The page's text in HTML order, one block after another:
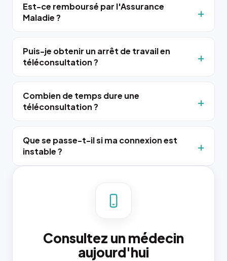
Est-ce remboursé par l'Assurance
Maladie ?
Puis-je obtenir un arrêt de travail en
téléconsultation ?
Combien de temps dure une
téléconsultation ?
Que se passe-t-il si ma connexion est
instable ?
Consultez un médecin
aujourd'hui